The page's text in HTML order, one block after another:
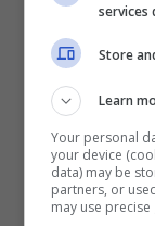
services
Store
Learn
Your personal
your device
data) may be
partners, or
may use